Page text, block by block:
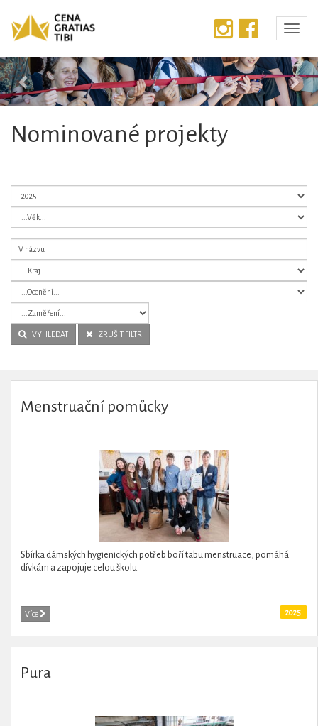
Předchozí
Nominované projekty
VYHLEDAT ZRUŠIT FILTR
Menstruační pomůcky
Sbírka dámských hygienických potřeb boří tabu menstruace, pomáhá
dívkám a zapojuje celou školu.
Více 2025
Pura